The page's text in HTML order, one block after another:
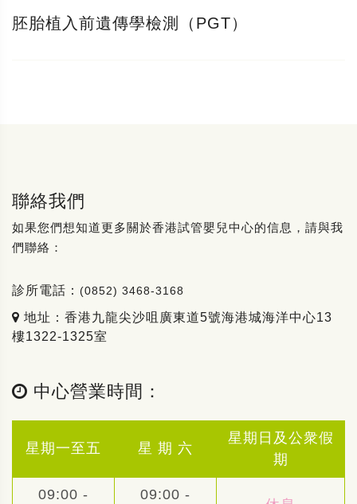
胚胎植入前遺傳學檢測（PGT）
聯絡我們
如果您們想知道更多關於香港試管嬰兒中心的信息，請與我
們聯絡：
診所電話： (0852) 3468-3168
地址：香港九龍尖沙咀廣東道5號海港城海洋中心13
樓1322-1325室
中心營業時間：
星期一至五 星 期 六
星期日及公衆假
期
09:00 - 09:00 -